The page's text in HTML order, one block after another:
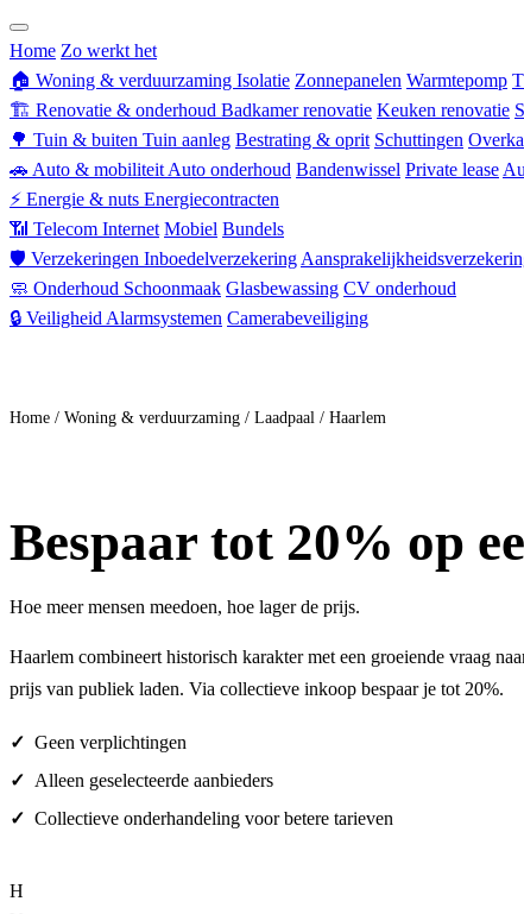
Home Zo werkt het
🏠 Woning & verduurzaming Isolatie Zonnepanelen Warmtepomp
🏗 Renovatie & onderhoud Badkamer renovatie Keuken renovatie
🌳 Tuin & buiten Tuin aanleg Bestrating & oprit Schuttingen
🚗 Auto & mobiliteit Auto onderhoud Bandenwissel Private lease
⚡ Energie & nuts Energiecontracten
📶 Telecom Internet Mobiel Bundels
🛡 Verzekeringen Inboedelverzekering
🧼 Onderhoud Schoonmaak Glasbewassing CV onderhoud
🔒 Veiligheid Alarmsystemen Camerabeveiliging
Home / Woning & verduurzaming / Laadpaal / Haarlem
Bespaar tot 20% op
Hoe meer mensen meedoen, hoe lager de prijs.
Haarlem combineert historisch karakter met een groeiende vraag
prijs van publiek laden. Via collectieve inkoop bespaar je tot 20%.
Geen verplichtingen
Alleen geselecteerde aanbieders
Collectieve onderhandeling voor betere tarieven
H